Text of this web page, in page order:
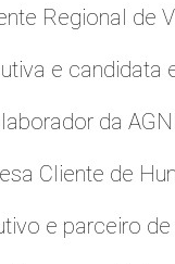
Regional de
e candidata
da
Cliente de
e parceiro